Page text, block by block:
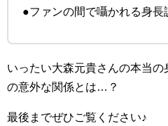
●ファンの間で囁かれる身長
いったい大森元貴さんの本当の
の意外な関係とは…？
最後までぜひご覧ください♪